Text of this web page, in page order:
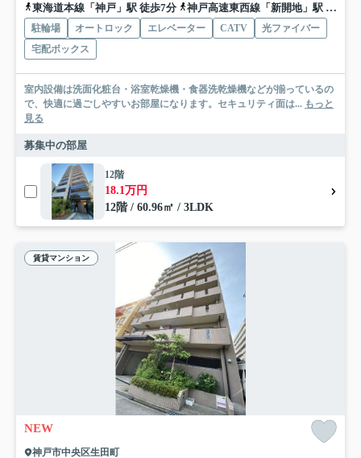
東海道本線「神戸」駅 徒歩7分
神戸高速東西線「新開地」駅 徒歩7分
駐輪場 オートロック エレベーター CATV
光ファイバー
宅配ボックス
室内設備は洗面化粧台・浴室乾燥機・食器洗乾燥機などが揃っているの
で、快適に過ごしやすいお部屋になります。セキュリティ面は... もっと
見る
募集中の部屋
12階
18.1万円
12階 / 60.96㎡ / 3LDK
賃貸マンション
NEW
神戸市中央区生田町